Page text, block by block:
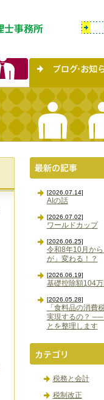
[2026.07.14]
AIの話
[2026.07.02]
ワールドカップ
[2026.06.25]
令和8年10月か
が」変わる！？
[2026.06.19]
基礎控除額104万
[2026.05.28]
「食料品の消費
実現するの？ ──
とを整理します
税務と会計
税制改正